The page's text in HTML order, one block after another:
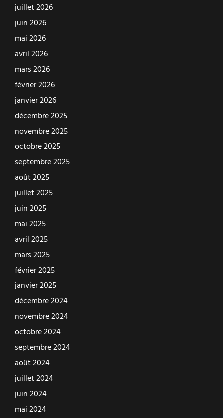
juillet 2026
juin 2026
mai 2026
avril 2026
mars 2026
février 2026
janvier 2026
décembre 2025
novembre 2025
octobre 2025
septembre 2025
août 2025
juillet 2025
juin 2025
mai 2025
avril 2025
mars 2025
février 2025
janvier 2025
décembre 2024
novembre 2024
octobre 2024
septembre 2024
août 2024
juillet 2024
juin 2024
mai 2024